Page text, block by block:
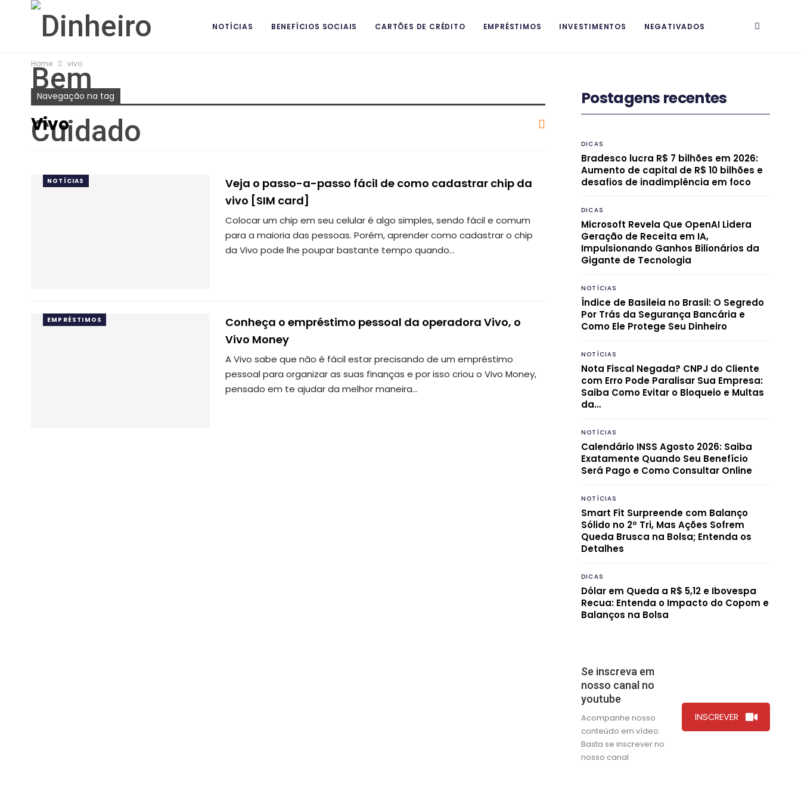
NOTÍCIAS BENEFÍCIOS SOCIAIS CARTÕES DE CRÉDITO EMPRÉSTIMOS INVESTIMENTOS NEGATIVADOS
Home vivo
Navegação na tag
Vivo
NOTÍCIAS
Veja o passo-a-passo fácil de como cadastrar chip da
vivo [SIM card]
Colocar um chip em seu celular é algo simples, sendo fácil e comum
para a maioria das pessoas. Porém, aprender como cadastrar o chip
da Vivo pode lhe poupar bastante tempo quando…
EMPRÉSTIMOS
Conheça o empréstimo pessoal da operadora Vivo, o
Vivo Money
A Vivo sabe que não é fácil estar precisando de um empréstimo
pessoal para organizar as suas finanças e por isso criou o Vivo Money,
pensado em te ajudar da melhor maneira…
Postagens recentes
DICAS
Bradesco lucra R$ 7 bilhões em 2026:
Aumento de capital de R$ 10 bilhões e
desafios de inadimplência em foco
DICAS
Microsoft Revela Que OpenAI Lidera
Geração de Receita em IA,
Impulsionando Ganhos Bilionários da
Gigante de Tecnologia
NOTÍCIAS
Índice de Basileia no Brasil: O Segredo
Por Trás da Segurança Bancária e
Como Ele Protege Seu Dinheiro
NOTÍCIAS
Nota Fiscal Negada? CNPJ do Cliente
com Erro Pode Paralisar Sua Empresa:
Saiba Como Evitar o Bloqueio e Multas
da…
NOTÍCIAS
Calendário INSS Agosto 2026: Saiba
Exatamente Quando Seu Benefício
Será Pago e Como Consultar Online
NOTÍCIAS
Smart Fit Surpreende com Balanço
Sólido no 2º Tri, Mas Ações Sofrem
Queda Brusca na Bolsa; Entenda os
Detalhes
DICAS
Dólar em Queda a R$ 5,12 e Ibovespa
Recua: Entenda o Impacto do Copom e
Balanços na Bolsa
Se inscreva em
nosso canal no
youtube
Acompanhe nosso
conteúdo em vídeo.
Basta se inscrever no
nosso canal
INSCREVER